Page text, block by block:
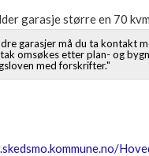
garasje større en 70
garasjer må du ta kontakt
omsøkes etter plan- og
med forskrifter."